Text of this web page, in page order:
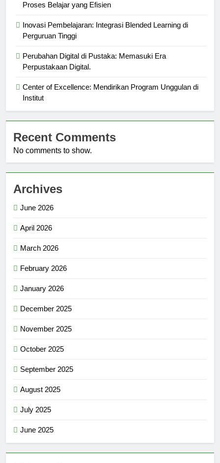
Proses Belajar yang Efisien
Inovasi Pembelajaran: Integrasi Blended Learning di
Perguruan Tinggi
Perubahan Digital di Pustaka: Memasuki Era
Perpustakaan Digital.
Center of Excellence: Mendirikan Program Unggulan di
Institut
Recent Comments
No comments to show.
Archives
June 2026
April 2026
March 2026
February 2026
January 2026
December 2025
November 2025
October 2025
September 2025
August 2025
July 2025
June 2025